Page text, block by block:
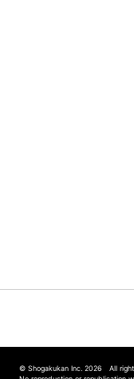
© Shogakukan Inc. 2026 All